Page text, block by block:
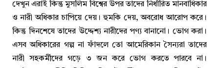
দেখুন এরাই কিন্তু মুসলিম বিশ্বের উপর তাদের নির্ধারিত মানবাধিকার
ও নারী অধিকার চাপিয়ে দেয়। হুমকি দেয়, অবরোধ আরোপ করে।
কিন্তু দিনশেষে তাদের উদ্দেশ্য নারীদের পণ্য বানানো। ভোগ করা।
এসব অধিকারের গল্প না ফাঁদলে তো আমেরিকান সৈন্যরা তাদের
নারী সহকর্মীদের গড়ে ৩ জন করে ভোগ করতে পারবে না।